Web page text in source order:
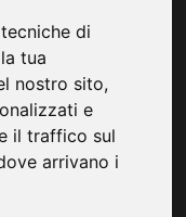
di
tua
nostro sito,
e
il traffico sul
arrivano i